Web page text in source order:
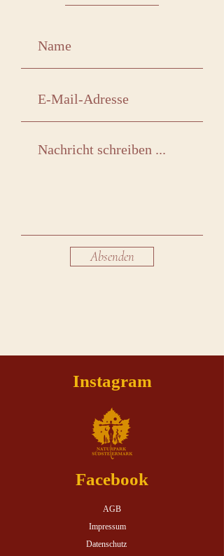
Absenden
Instagram
Facebook
AGB
Impressum
Datenschutz